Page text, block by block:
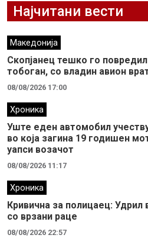
Најчитани вести
Македонија
Скопјанец тешко го
тобоган, со владин авион
08/08/2026 17:00
Хроника
Уште еден автомобил
во која загина 19 годишен
уапси возачот
08/08/2026 11:17
Хроника
Кривична за полицаец: Удрил
со врзани раце
08/08/2026 22:57